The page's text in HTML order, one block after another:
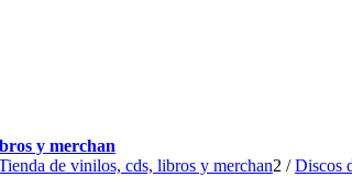
y merchan
de vinilos, cds, libros y merchan2 / Discos